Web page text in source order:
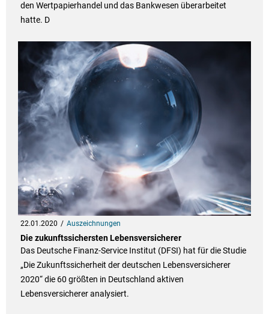
den Wertpapierhandel und das Bankwesen überarbeitet
hatte. D
22.01.2020 Auszeichnungen
Die zukunftssichersten Lebensversicherer
Das Deutsche Finanz-Service Institut (DFSI) hat für die Studie
„Die Zukunftssicherheit der deutschen Lebensversicherer
2020“ die 60 größten in Deutschland aktiven
Lebensversicherer analysiert.